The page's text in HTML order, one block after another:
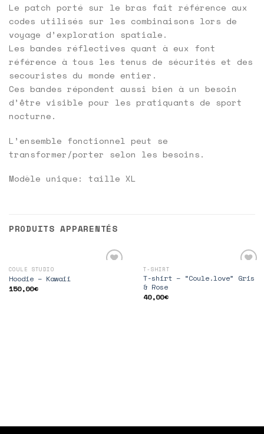
Le patch porté sur le bras fait référence aux
codes utilisés sur les combinaisons lors de
voyage d’exploration spatiale.
Les bandes réflectives quant à eux font
référence à tous les tenus de sécurités et des
secouristes du monde entier.
Ces bandes répondent aussi bien à un besoin
d’être visible pour les pratiquants de sport
nocturne.
L’ensemble fonctionnel peut se
transformer/porter selon les besoins.
Modèle unique: taille XL
PRODUITS APPARENTÉS
COULE STUDIO
Hoodie – Kawaii
150,00€
à la
T-SHIRT
T-shirt – “Coule.love” Gris
& Rose
40,00€